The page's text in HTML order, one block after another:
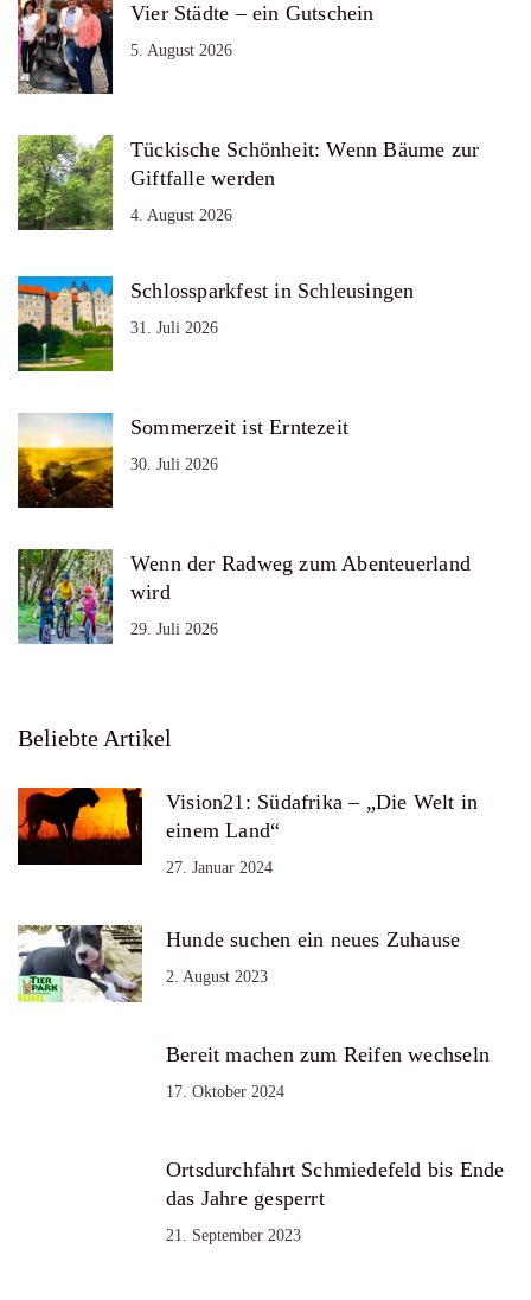
Vier Städte – ein Gutschein
5. August 2026
Tückische Schönheit: Wenn Bäume zur
Giftfalle werden
4. August 2026
Schlossparkfest in Schleusingen
31. Juli 2026
Sommerzeit ist Erntezeit
30. Juli 2026
Wenn der Radweg zum Abenteuerland
wird
29. Juli 2026
Beliebte Artikel
Vision21: Südafrika – „Die Welt in
einem Land“
27. Januar 2024
Hunde suchen ein neues Zuhause
2. August 2023
Bereit machen zum Reifen wechseln
17. Oktober 2024
Ortsdurchfahrt Schmiedefeld bis Ende
das Jahre gesperrt
21. September 2023